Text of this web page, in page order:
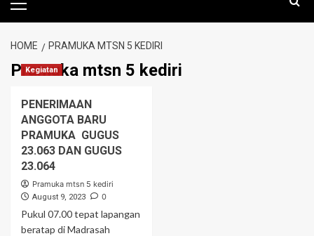
Menu
HOME PRAMUKA MTSN 5 KEDIRI
Pramuka mtsn 5 kediri
Kegiatan
PENERIMAAN
ANGGOTA BARU
PRAMUKA GUGUS
23.063 DAN GUGUS
23.064
Pramuka mtsn 5 kediri
August 9, 2023 0
Pukul 07.00 tepat lapangan
beratap di Madrasah